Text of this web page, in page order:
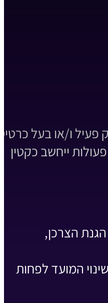
חשבון בנק פעיל ו/או בעל
ייחשב כקטין
בהתאם לתקנות הגנת הצרכן (ביטל עסקה), התשע”א-2010 וחוק הגנת הצרכן,
המועד לפחות